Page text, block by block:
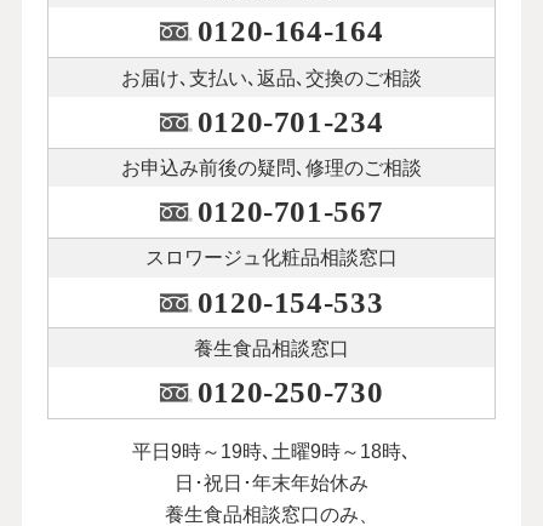
0120-164-164
お届け､支払い､ 返品､交換のご相談
0120-701-234
お申込み前後の疑問､修理のご相談
0120-701-567
スロワージュ化粧品相談窓口
0120-154-533
養生食品相談窓口
0120-250-730
平日9時～19時､土曜9時～18時､
日･祝日･年末年始休み
養生食品相談窓口のみ、